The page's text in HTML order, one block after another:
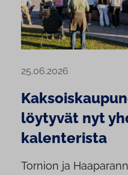
25.06.2026
löytyvät nyt
kalenterista
Tornion ja